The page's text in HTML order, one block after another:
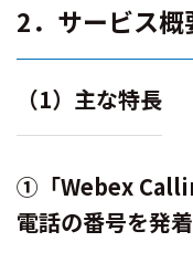
2．サービス概
（1）主な特長
①「Webex
電話の番号を発